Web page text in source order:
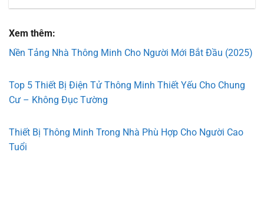
Xem thêm:
Nền Tảng Nhà Thông Minh Cho Người Mới Bắt Đầu (2025)
Top 5 Thiết Bị Điện Tử Thông Minh Thiết Yếu Cho Chung
Cư – Không Đục Tường
Thiết Bị Thông Minh Trong Nhà Phù Hợp Cho Người Cao
Tuổi